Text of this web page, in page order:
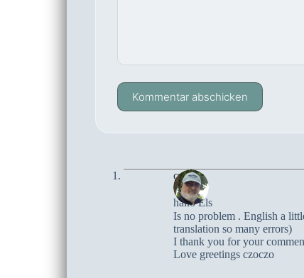
Kommentar abschicken
czoczo
hallo Els
Is no problem . English a
translation so many errors)
I thank you for your
Love greetings czoczo